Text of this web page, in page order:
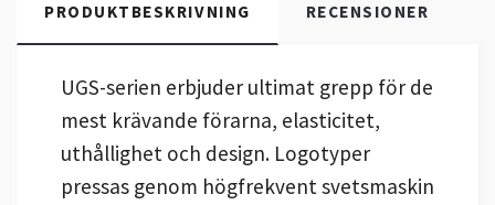
PRODUKTBESKRIVNING RECENSIONER
UGS-serien erbjuder ultimat grepp för de
mest krävande förarna, elasticitet,
uthållighet och design. Logotyper
pressas genom högfrekvent svetsmaskin